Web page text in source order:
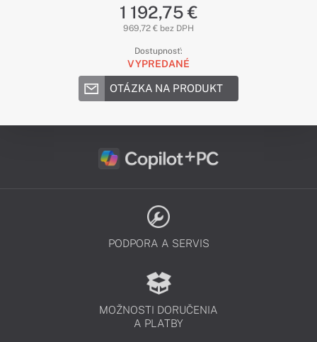
1 192,75 €
969,72 € bez DPH
Dostupnosť:
VYPREDANÉ
OTÁZKA NA PRODUKT
PODPORA A SERVIS
MOŽNOSTI DORUČENIA
A PLATBY